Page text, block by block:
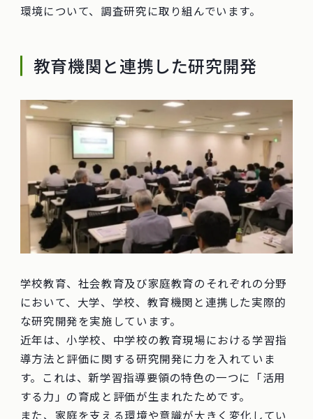
環境について、調査研究に取り組んでいます。
教育機関と連携した研究開発
学校教育、社会教育及び家庭教育のそれぞれの分野
において、大学、学校、教育機関と連携した実際的
な研究開発を実施しています。
近年は、小学校、中学校の教育現場における学習指
導方法と評価に関する研究開発に力を入れていま
す。これは、新学習指導要領の特色の一つに「活用
する力」の育成と評価が生まれたためです。
また、家庭を支える環境や意識が大きく変化してい